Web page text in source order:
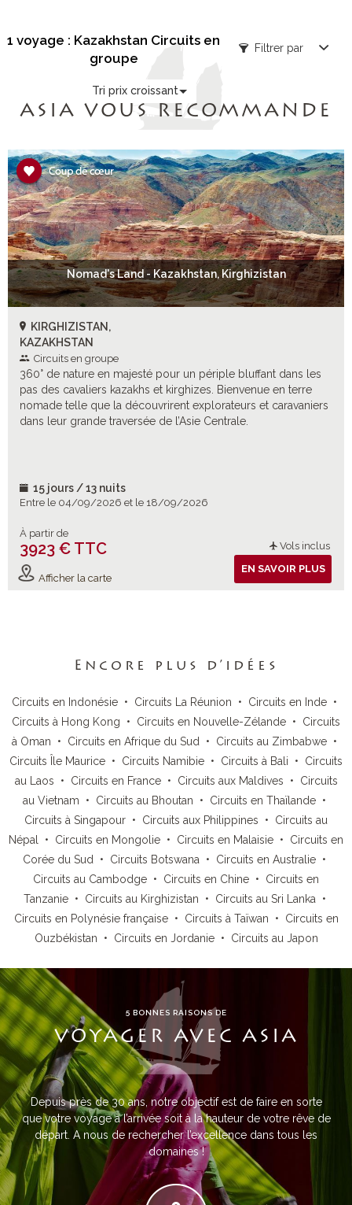
1 voyage : Kazakhstan Circuits en
groupe
Tri prix croissant
Filtrer par
ASIA VOUS RECOMMANDE
Nomad's Land - Kazakhstan, Kirghizistan
KIRGHIZISTAN,
KAZAKHSTAN
Circuits en groupe
360° de nature en majesté pour un périple bluffant dans les
pas des cavaliers kazakhs et kirghizes. Bienvenue en terre
nomade telle que la découvrirent explorateurs et caravaniers
dans leur grande traversée de l’Asie Centrale.
15 jours / 13 nuits
Entre le 04/09/2026 et le 18/09/2026
À partir de
3923 € TTC Vols inclus
Afficher la carte
EN SAVOIR PLUS
Encore plus d’idées
Circuits en Indonésie • Circuits La Réunion • Circuits en Inde •
Circuits à Hong Kong • Circuits en Nouvelle-Zélande • Circuits
à Oman • Circuits en Afrique du Sud • Circuits au Zimbabwe •
Circuits Île Maurice • Circuits Namibie • Circuits à Bali • Circuits
au Laos • Circuits en France• Circuits aux Maldives • Circuits
au Vietnam • Circuits au Bhoutan • Circuits en Thaïlande •
Circuits à Singapour • Circuits aux Philippines • Circuits au
Népal
• Circuits en Mongolie • Circuits en Malaisie • Circuits en
Corée du Sud
• Circuits Botswana • Circuits en Australie •
Circuits au Cambodge • Circuits en Chine • Circuits en
Tanzanie• Circuits au Kirghizistan • Circuits au Sri Lanka •
Circuits en Polynésie française• Circuits à Taïwan • Circuits en
Ouzbékistan • Circuits en Jordanie• Circuits au Japon
5 BONNES RAISONS DE
VOYAGER AVEC ASIA
Depuis près de 30 ans, notre objectif est de faire en sorte
que votre voyage à l’arrivée soit à la hauteur de votre rêve de
départ. A nous de rechercher l’excellence dans tous les
domaines !